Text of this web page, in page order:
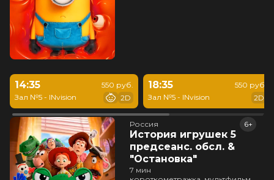
14:35
Зал №5 - INvision
550 руб.
2D
18:35
Зал №5 - INvision
550 руб.
2D
Россия
История игрушек 5
предсеанс. обсл. &
"Остановка"
6+
7 мин